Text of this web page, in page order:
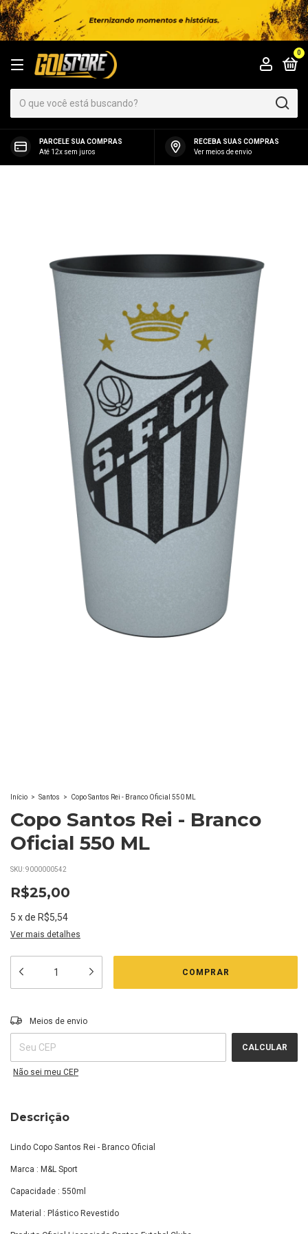
0
PARCELE SUA COMPRAS
Até 12x sem juros
RECEBA SUAS COMPRAS
Ver meios de envio
Início > Santos > Copo Santos Rei - Branco Oficial 550 ML
Copo Santos Rei - Branco
Oficial 550 ML
SKU:9000000542
R$25,00
5 xde R$5,54
Ver mais detalhes
Entregas para o CEP:
Meios de envio
CALCULAR
Não sei meu CEP
Descrição
Lindo Copo Santos Rei - Branco Oficial
Marca : M&L Sport
Capacidade : 550ml
Material : Plástico Revestido